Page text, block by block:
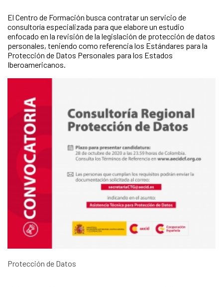
El Centro de Formación busca contratar un servicio de
consultoría especializada para que elabore un estudio
enfocado en la revisión de la legislación de protección de datos
personales, teniendo como referencia los Estándares para la
Protección de Datos Personales para los Estados
Iberoamericanos.
Protección de Datos